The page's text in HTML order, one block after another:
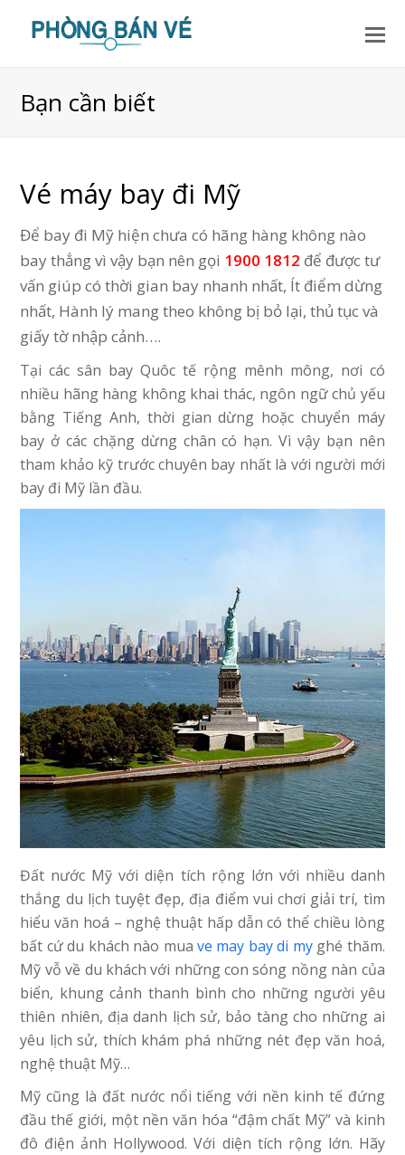
Bạn cần biết
Vé máy bay đi Mỹ
Để bay đi Mỹ hiện chưa có hãng hàng không nào
bay thẳng vì vậy bạn nên gọi 1900 1812 để được tư
vấn giúp có thời gian bay nhanh nhất, Ít điểm dừng
nhất, Hành lý mang theo không bị bỏ lại, thủ tục và
giấy tờ nhập cảnh….
Tại các sân bay Quôc tế rộng mênh mông, nơi có
nhiều hãng hàng không khai thác, ngôn ngữ chủ yếu
bằng Tiếng Anh, thời gian dừng hoặc chuyển máy
bay ở các chặng dừng chân có hạn. Vì vậy bạn nên
tham khảo kỹ trước chuyên bay nhất là với người mới
bay đi Mỹ lần đầu.
Đất nước Mỹ với diện tích rộng lớn với nhiều danh
thắng du lịch tuyệt đẹp, địa điểm vui chơi giải trí, tìm
hiểu văn hoá – nghệ thuật hấp dẫn có thể chiều lòng
bất cứ du khách nào mua ve may bay di myghé thăm.
Mỹ vỗ về du khách với những con sóng nồng nàn của
biển, khung cảnh thanh bình cho những người yêu
thiên nhiên, địa danh lịch sử, bảo tàng cho những ai
yêu lịch sử, thích khám phá những nét đẹp văn hoá,
nghệ thuật Mỹ…
Mỹ cũng là đất nước nổi tiếng với nền kinh tế đứng
đầu thế giới, một nền văn hóa “đậm chất Mỹ” và kinh
đô điện ảnh Hollywood. Với diện tích rộng lớn. Hãy